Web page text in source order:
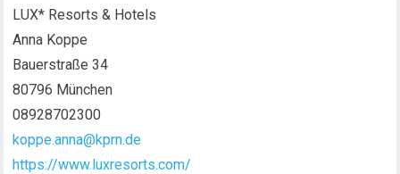
LUX* Resorts & Hotels
Anna Koppe
Bauerstraße 34
80796 München
08928702300
koppe.anna@kprn.de
https://www.luxresorts.com/